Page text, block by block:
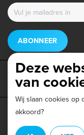
ABONNEER
Privacy beleid
Deze
van
Wij slaan cookies op
akkoord?